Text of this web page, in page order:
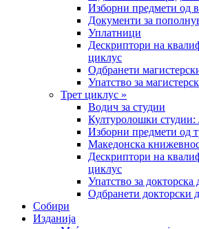
Изборни предмети од
Документи за
Уплатници
Дескриптори на
циклус
Одбранети
Упатство за
Трет циклус »
Водич за студии
Културолошки студии:
Изборни предмети од
Македонска
Дескриптори на
циклус
Упатство за докторска
Одбранети докторски
Собири
Изданија